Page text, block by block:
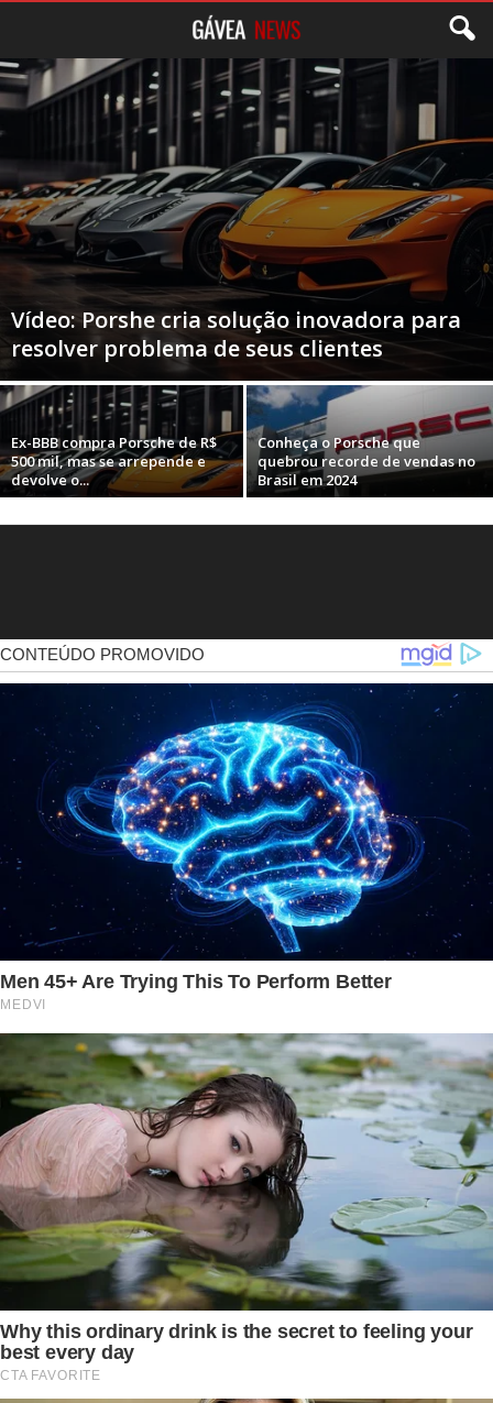
Vídeo: Porshe cria solução inovadora para
resolver problema de seus clientes
Ex-BBB compra Porsche de R$
500 mil, mas se arrepende e
devolve o...
Conheça o Porsche que
quebrou recorde de vendas no
Brasil em 2024